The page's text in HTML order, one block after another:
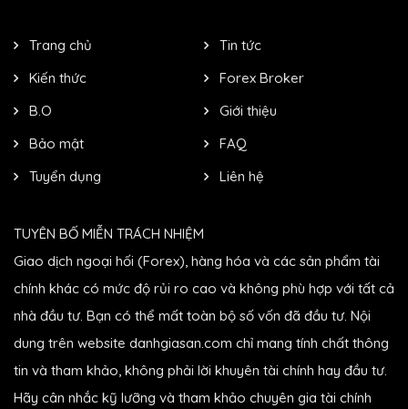
Trang chủ
Tin tức
Kiến thức
Forex Broker
B.O
Giới thiệu
Bảo mật
FAQ
Tuyển dụng
Liên hệ
TUYÊN BỐ MIỄN TRÁCH NHIỆM
Giao dịch ngoại hối (Forex), hàng hóa và các sản phẩm tài
chính khác có mức độ rủi ro cao và không phù hợp với tất cả
nhà đầu tư. Bạn có thể mất toàn bộ số vốn đã đầu tư. Nội
dung trên website danhgiasan.com chỉ mang tính chất thông
tin và tham khảo, không phải lời khuyên tài chính hay đầu tư.
Hãy cân nhắc kỹ lưỡng và tham khảo chuyên gia tài chính